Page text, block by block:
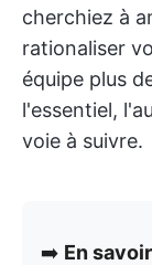
cherchiez à
rationaliser
équipe plus
l'essentiel,
voie à suivre.
➡️ En